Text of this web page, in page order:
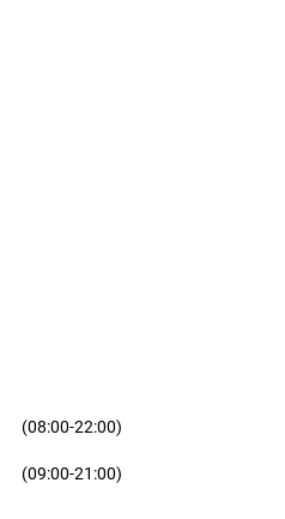
(08:00-22:00)
(09:00-21:00)